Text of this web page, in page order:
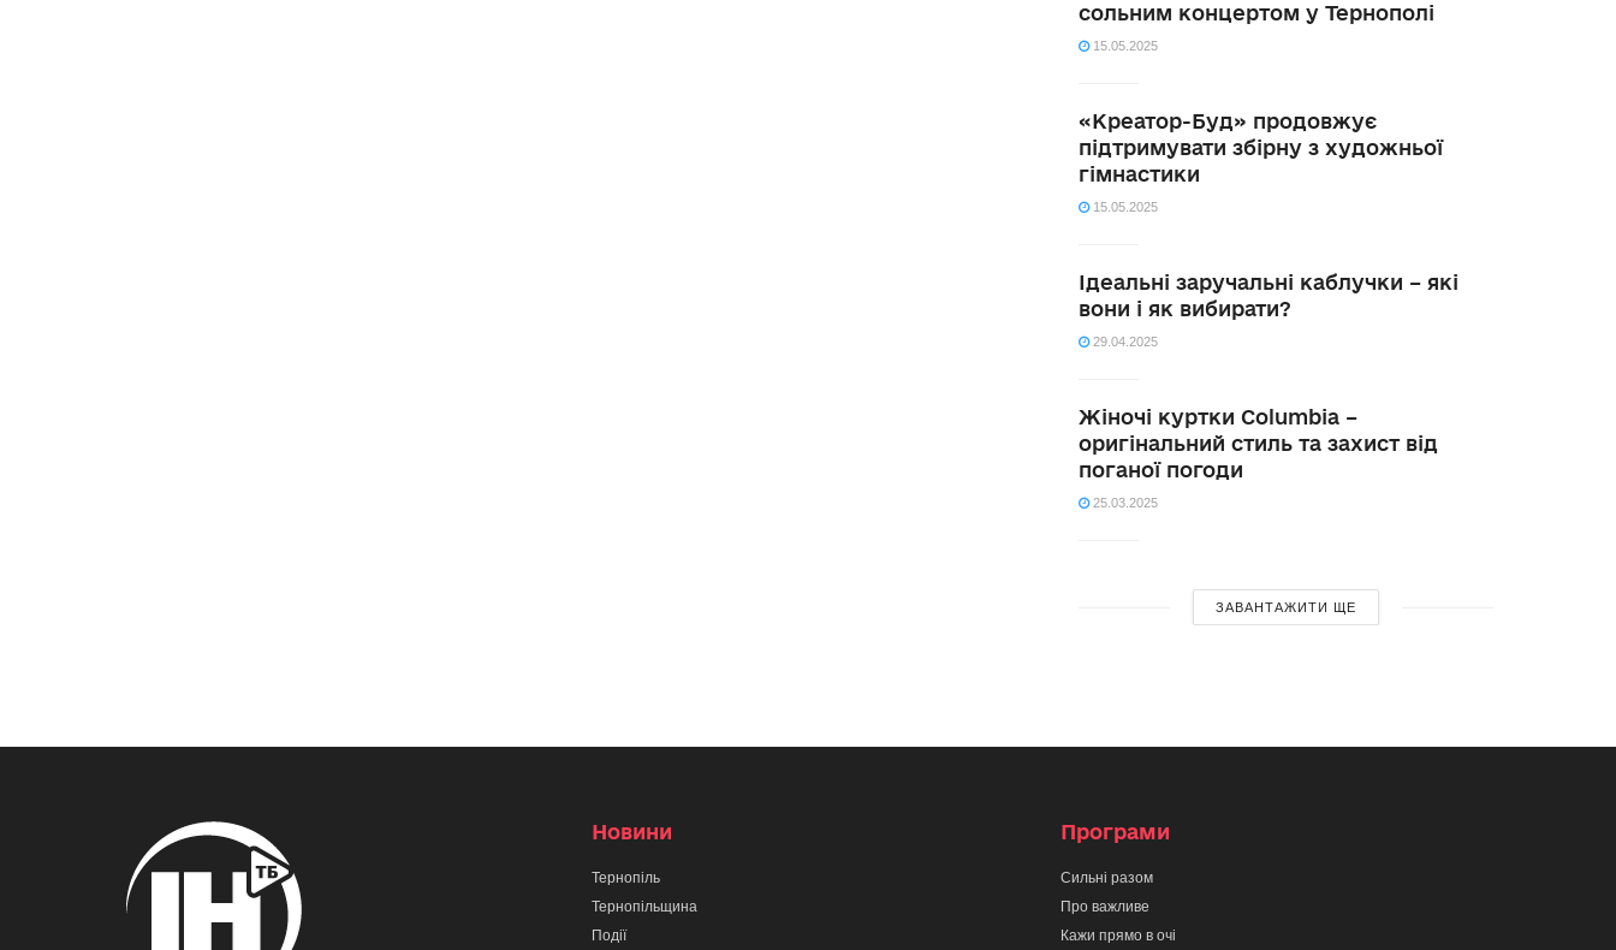
сольним концертом у Тернополі
15.05.2025
«Креатор-Буд» продовжує
підтримувати збірну з художньої
гімнастики
15.05.2025
Ідеальні заручальні каблучки – які
вони і як вибирати?
29.04.2025
Жіночі куртки Columbia –
оригінальний стиль та захист від
поганої погоди
25.03.2025
ЗАВАНТАЖИТИ ЩЕ
Новини
Тернопіль
Тернопільщина
Події
Програми
Сильні разом
Про важливе
Кажи прямо в очі